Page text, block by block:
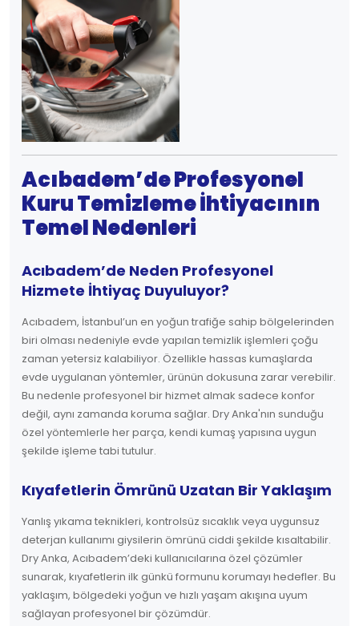
Acıbadem’de Profesyonel
Kuru Temizleme İhtiyacının
Temel Nedenleri
Acıbadem’de Neden Profesyonel
Hizmete İhtiyaç Duyuluyor?
Acıbadem, İstanbul’un en yoğun trafiğe sahip bölgelerinden
biri olması nedeniyle evde yapılan temizlik işlemleri çoğu
zaman yetersiz kalabiliyor. Özellikle hassas kumaşlarda
evde uygulanan yöntemler, ürünün dokusuna zarar verebilir.
Bu nedenle profesyonel bir hizmet almak sadece konfor
değil, aynı zamanda koruma sağlar. Dry Anka'nın sunduğu
özel yöntemlerle her parça, kendi kumaş yapısına uygun
şekilde işleme tabi tutulur.
Kıyafetlerin Ömrünü Uzatan Bir Yaklaşım
Yanlış yıkama teknikleri, kontrolsüz sıcaklık veya uygunsuz
deterjan kullanımı giysilerin ömrünü ciddi şekilde kısaltabilir.
Dry Anka, Acıbadem’deki kullanıcılarına özel çözümler
sunarak, kıyafetlerin ilk günkü formunu korumayı hedefler. Bu
yaklaşım, bölgedeki yoğun ve hızlı yaşam akışına uyum
sağlayan profesyonel bir çözümdür.